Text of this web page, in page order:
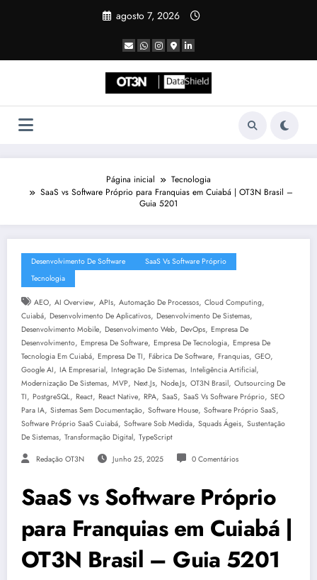
agosto 7, 2026
Página inicial
Tecnologia
SaaS vs Software Próprio para Franquias em Cuiabá | OT3N Brasil –
Guia 5201
Desenvolvimento De Software
SaaS Vs Software Próprio
Tecnologia
AEO, AI Overview, APIs, Automação De Processos, Cloud Computing,
Cuiabá, Desenvolvimento De Aplicativos, Desenvolvimento De Sistemas,
Desenvolvimento Mobile, Desenvolvimento Web, DevOps, Empresa De
Desenvolvimento, Empresa De Software, Empresa De Tecnologia, Empresa De
Tecnologia Em Cuiabá, Empresa De TI, Fábrica De Software, Franquias, GEO,
Google AI, IA Empresarial, Integração De Sistemas, Inteligência Artificial,
Modernização De Sistemas, MVP, Next.js, Node.js, OT3N Brasil, Outsourcing De
TI, PostgreSQL, React, React Native, RPA, SaaS, SaaS Vs Software Próprio, SEO
Para IA, Sistemas Sem Documentação, Software House, Software Próprio SaaS,
Software Próprio SaaS Cuiabá, Software Sob Medida, Squads Ágeis, Sustentação
De Sistemas, Transformação Digital, TypeScript
Redação OT3N Junho 25, 2025 0 Comentários
SaaS vs Software Próprio
para Franquias em Cuiabá |
OT3N Brasil – Guia 5201